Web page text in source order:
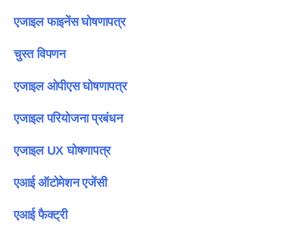
एजाइल फाइनेंस घोषणापत्र
चुस्त विपणन
एजाइल ओपीएस घोषणापत्र
एजाइल परियोजना प्रबंधन
एजाइल UX घोषणापत्र
एआई ऑटोमेशन एजेंसी
एआई फैक्ट्री